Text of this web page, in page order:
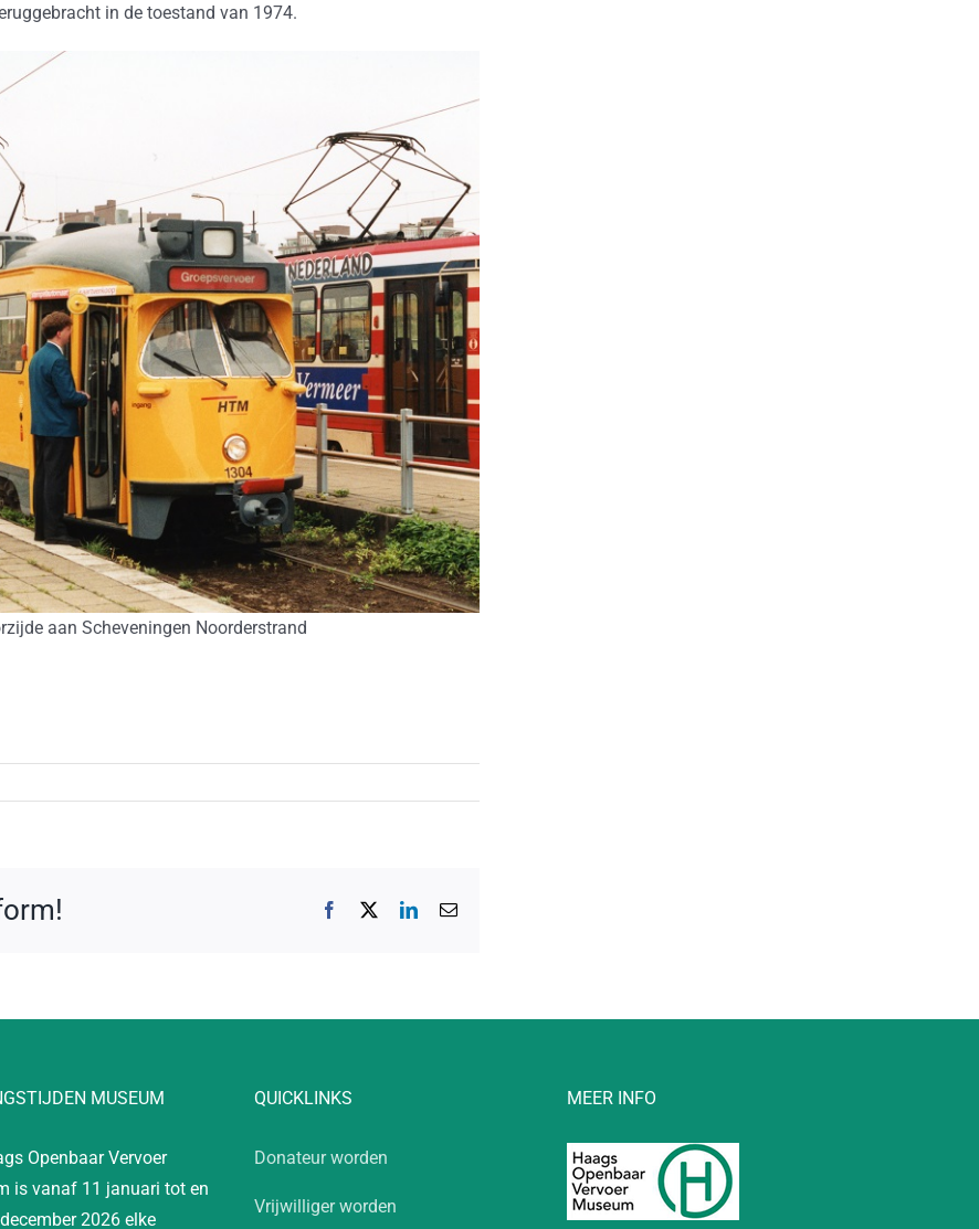
in de toestand van 1974.
aan Scheveningen Noorderstrand
Facebook LinkedIn
E-
MUSEUM
Openbaar Vervoer
is vanaf 11 januari tot en
2026 elke
QUICKLINKS
Donateur worden
Vrijwilliger worden
MEER INFO